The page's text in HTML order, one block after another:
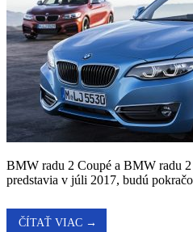
BMW radu 2 Coupé a BMW radu
predstavia v júli 2017, budú
ČÍTAŤ VIAC →